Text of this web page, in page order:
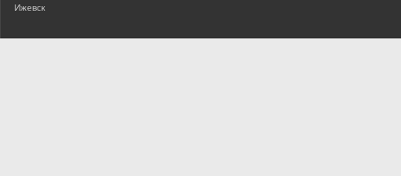
Ижевск